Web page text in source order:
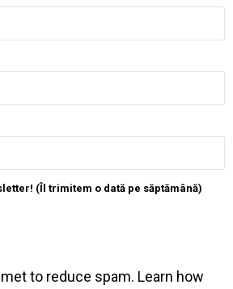
(Îl trimitem o dată pe săptămână)
to reduce spam. Learn how